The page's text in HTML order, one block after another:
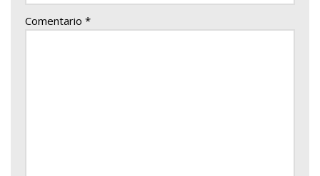
Comentario *